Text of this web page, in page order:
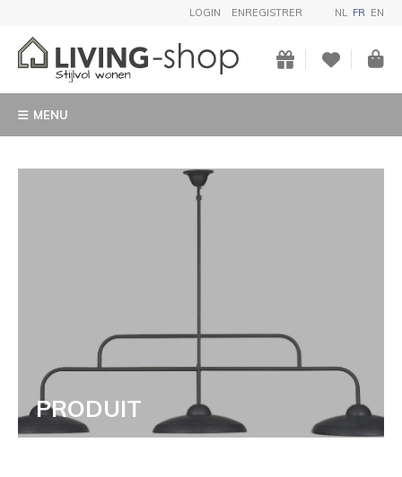
LOGIN ENREGISTRER NL FR EN
MENU
PRODUIT